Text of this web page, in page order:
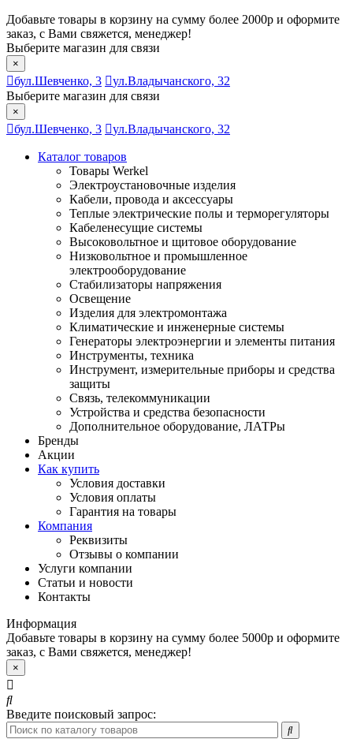
Добавьте товары в корзину на сумму более 2000р и оформите
заказ, с Вами свяжется, менеджер!
Выберите магазин для связи
×
бул.Шевченко, 3
ул.Владычанского, 32
Выберите магазин для связи
×
бул.Шевченко, 3 ул.Владычанского, 32
Каталог товаров
Товары Werkel
Электроустановочные изделия
Кабели, провода и аксессуары
Теплые электрические полы и терморегуляторы
Кабеленесущие системы
Высоковольтное и щитовое оборудование
Низковольтное и промышленное
электрооборудование
Стабилизаторы напряжения
Освещение
Изделия для электромонтажа
Климатические и инженерные системы
Генераторы электроэнергии и элементы питания
Инструменты, техника
Инструмент, измерительные приборы и средства
защиты
Связь, телекоммуникации
Устройства и средства безопасности
Дополнительное оборудование, ЛАТРы
Бренды
Акции
Как купить
Условия доставки
Условия оплаты
Гарантия на товары
Компания
Реквизиты
Отзывы о компании
Услуги компании
Статьи и новости
Контакты
Информация
Добавьте товары в корзину на сумму более 5000р и оформите
заказ, с Вами свяжется, менеджер!
×
Введите поисковый запрос: